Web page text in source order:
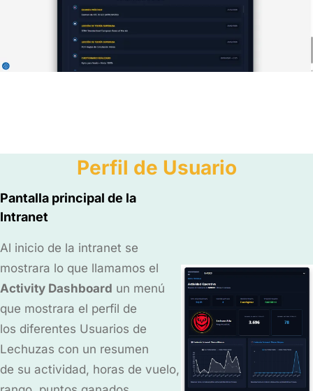
Perfil de Usuario
Pantalla principal de la
Intranet
Al inicio de la intranet se
mostrara lo que llamamos el
Activity Dashboard un menú
que mostrara el perfil de
los diferentes Usuarios de
Lechuzas con un resumen
de su actividad, horas de vuelo,